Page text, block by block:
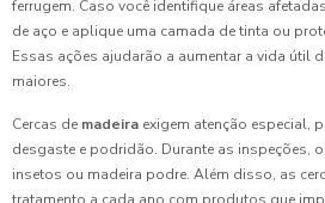
ferrugem. Caso você identifique áreas
de aço e aplique uma camada de tinta ou
Essas ações ajudarão a aumentar a vida útil
maiores.
Cercas de madeira exigem atenção especial,
desgaste e podridão. Durante as inspeções,
insetos ou madeira podre. Além disso, as